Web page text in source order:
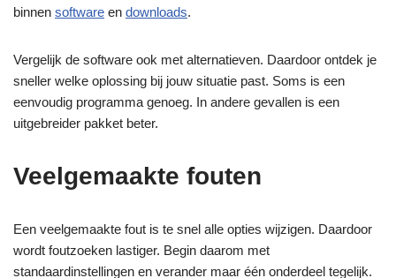
binnen software en downloads.
Vergelijk de software ook met alternatieven. Daardoor ontdek je
sneller welke oplossing bij jouw situatie past. Soms is een
eenvoudig programma genoeg. In andere gevallen is een
uitgebreider pakket beter.
Veelgemaakte fouten
Een veelgemaakte fout is te snel alle opties wijzigen. Daardoor
wordt foutzoeken lastiger. Begin daarom met
standaardinstellingen en verander maar één onderdeel tegelijk.